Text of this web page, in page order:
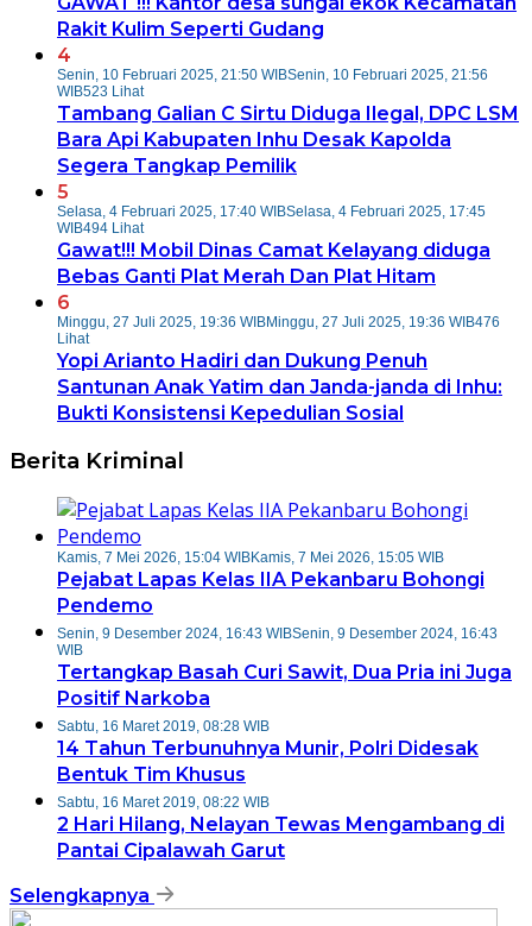
Rakit Kulim Seperti Gudang
4
Senin, 10 Februari 2025, 21:50 WIBSenin, 10 Februari 2025, 21:56
WIB523 Lihat
Tambang Galian C Sirtu Diduga Ilegal, DPC LSM
Bara Api Kabupaten Inhu Desak Kapolda
Segera Tangkap Pemilik
5
Selasa, 4 Februari 2025, 17:40 WIBSelasa, 4 Februari 2025, 17:45
WIB494 Lihat
Gawat!!! Mobil Dinas Camat Kelayang diduga
Bebas Ganti Plat Merah Dan Plat Hitam
6
Minggu, 27 Juli 2025, 19:36 WIBMinggu, 27 Juli 2025, 19:36 WIB476
Lihat
Yopi Arianto Hadiri dan Dukung Penuh
Santunan Anak Yatim dan Janda-janda di Inhu:
Bukti Konsistensi Kepedulian Sosial
Berita Kriminal
Kamis, 7 Mei 2026, 15:04 WIBKamis, 7 Mei 2026, 15:05 WIB
Pejabat Lapas Kelas IIA Pekanbaru Bohongi
Pendemo
Senin, 9 Desember 2024, 16:43 WIBSenin, 9 Desember 2024, 16:43
WIB
Tertangkap Basah Curi Sawit, Dua Pria ini Juga
Positif Narkoba
Sabtu, 16 Maret 2019, 08:28 WIB
14 Tahun Terbunuhnya Munir, Polri Didesak
Bentuk Tim Khusus
Sabtu, 16 Maret 2019, 08:22 WIB
2 Hari Hilang, Nelayan Tewas Mengambang di
Pantai Cipalawah Garut
Selengkapnya